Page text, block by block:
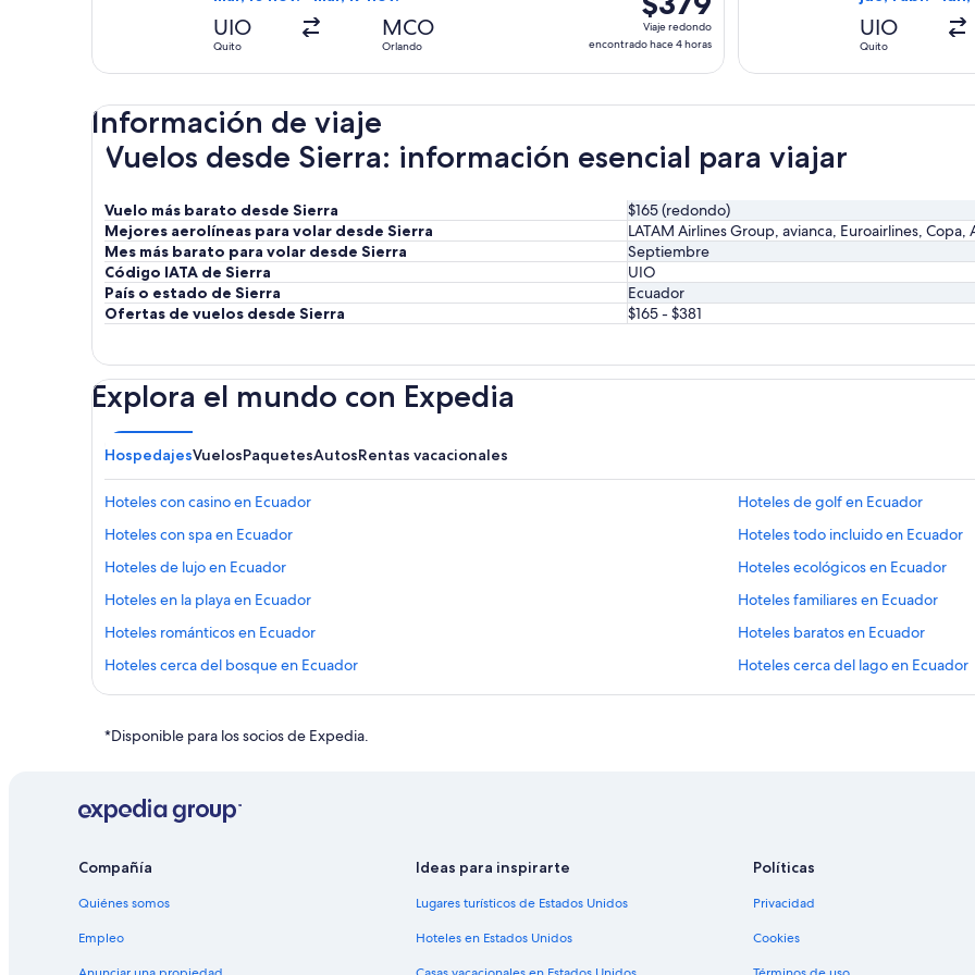
días
UIO
Quito
MCO
Orlando
Viaje
redondo,
encontrado
4
Viaje redondo
encontrado hace 4 horas
UIO
Quito
Información de viaje
Vuelos desde Sierra: información esencial para viajar
Vuelo más barato desde Sierra
$165 (redondo)
Mejores aerolíneas para volar desde Sierra
LATAM Airlines Group, avianca, Euroairlines, Copa,
Mes más barato para volar desde Sierra
Septiembre
Código IATA de Sierra
UIO
País o estado de Sierra
Ecuador
Ofertas de vuelos desde Sierra
$165 - $381
Explora el mundo con Expedia
HospedajesVuelosPaquetesAutosRentas vacacionales
Hoteles con casino en Ecuador
Hoteles de golf en Ecuador
Hoteles con spa en Ecuador
Hoteles todo incluido en Ecuador
Hoteles de lujo en Ecuador
Hoteles ecológicos en Ecuador
Hoteles en la playa en Ecuador
Hoteles familiares en Ecuador
Hoteles románticos en Ecuador
Hoteles baratos en Ecuador
Hoteles cerca del bosque en Ecuador
Hoteles cerca del lago en Ecuador
Hoteles con aguas termales en Ecuador
Hoteles con desayuno incluido en
Hoteles con guardería en Ecuador
Hoteles con vista al mar en Ecuador
Hoteles para bodas en Ecuador
Hoteles en Ecuador
B&B en Ecuador
*Disponible para los socios de Expedia.
Compañía
Quiénes somos
Empleo
Ideas para inspirarte
Lugares turísticos de Estados Unidos
Hoteles en Estados Unidos
Políticas
Privacidad
Cookies